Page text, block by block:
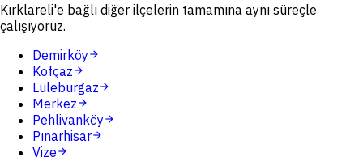
Kırklareli'e bağlı diğer ilçelerin tamamına aynı süreçle
çalışıyoruz.
Demirköyarrow_forward
Kofçazarrow_forward
Lüleburgazarrow_forward
Merkezarrow_forward
Pehlivanköyarrow_forward
Pınarhisararrow_forward
Vizearrow_forward